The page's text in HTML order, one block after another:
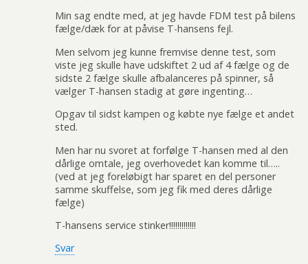
Min sag endte med, at jeg havde FDM test på bilens
fælge/dæk for at påvise T-hansens fejl.
Men selvom jeg kunne fremvise denne test, som
viste jeg skulle have udskiftet 2 ud af 4 fælge og de
sidste 2 fælge skulle afbalanceres på spinner, så
vælger T-hansen stadig at gøre ingenting…
Opgav til sidst kampen og købte nye fælge et andet
sted.
Men har nu svoret at forfølge T-hansen med al den
dårlige omtale, jeg overhovedet kan komme til…..
(ved at jeg foreløbigt har sparet en del personer
samme skuffelse, som jeg fik med deres dårlige
fælge)
T-hansens service stinker!!!!!!!!!!!!!
Svar